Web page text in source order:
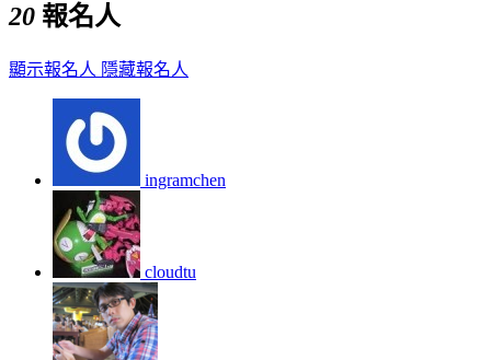
20 報名人
顯示報名人 隱藏報名人
ingramchen
cloudtu